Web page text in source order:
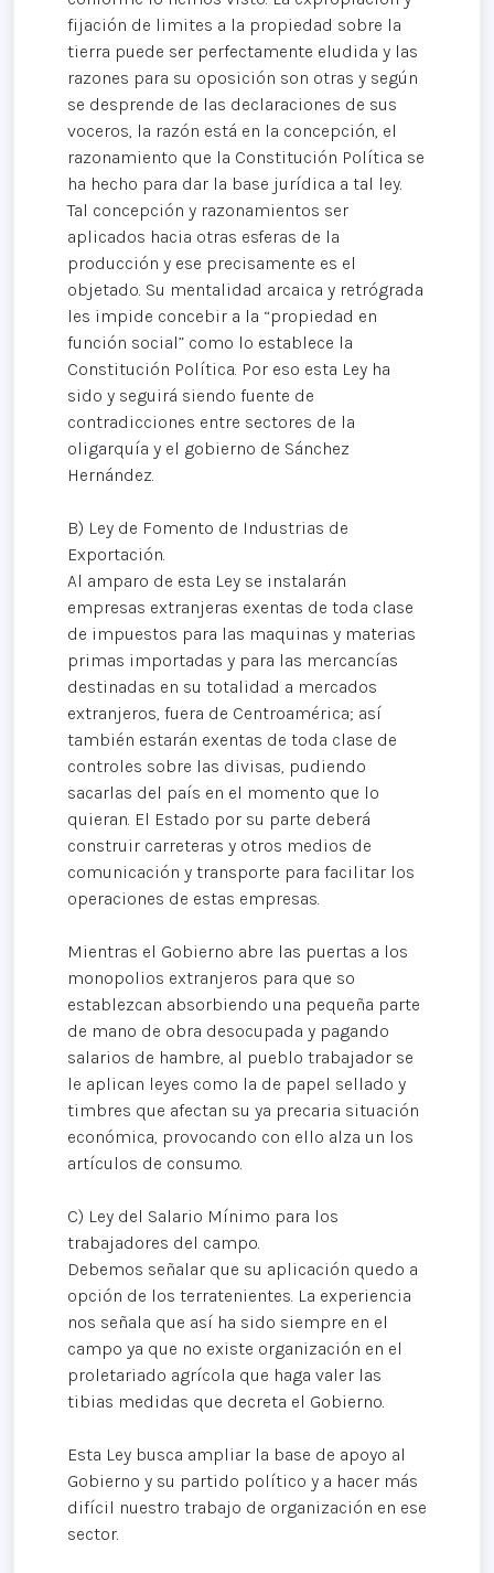
fijación de limites a la propiedad sobre la
tierra puede ser perfectamente eludida y las
razones para su oposición son otras y según
se desprende de las declaraciones de sus
voceros, la razón está en la concepción, el
razonamiento que la Constitución Política se
ha hecho para dar la base jurídica a tal ley.
Tal concepción y razonamientos ser
aplicados hacia otras esferas de la
producción y ese precisamente es el
objetado. Su mentalidad arcaica y retrógrada
les impide concebir a la “propiedad en
función social” como lo establece la
Constitución Política. Por eso esta Ley ha
sido y seguirá siendo fuente de
contradicciones entre sectores de la
oligarquía y el gobierno de Sánchez
Hernández.
B) Ley de Fomento de Industrias de
Exportación.
Al amparo de esta Ley se instalarán
empresas extranjeras exentas de toda clase
de impuestos para las maquinas y materias
primas importadas y para las mercancías
destinadas en su totalidad a mercados
extranjeros, fuera de Centroamérica; así
también estarán exentas de toda clase de
controles sobre las divisas, pudiendo
sacarlas del país en el momento que lo
quieran. El Estado por su parte deberá
construir carreteras y otros medios de
comunicación y transporte para facilitar los
operaciones de estas empresas.
Mientras el Gobierno abre las puertas a los
monopolios extranjeros para que so
establezcan absorbiendo una pequeña parte
de mano de obra desocupada y pagando
salarios de hambre, al pueblo trabajador se
le aplican leyes como la de papel sellado y
timbres que afectan su ya precaria situación
económica, provocando con ello alza un los
artículos de consumo.
C) Ley del Salario Mínimo para los
trabajadores del campo.
Debemos señalar que su aplicación quedo a
opción de los terratenientes. La experiencia
nos señala que así ha sido siempre en el
campo ya que no existe organización en el
proletariado agrícola que haga valer las
tibias medidas que decreta el Gobierno.
Esta Ley busca ampliar la base de apoyo al
Gobierno y su partido político y a hacer más
difícil nuestro trabajo de organización en ese
sector.